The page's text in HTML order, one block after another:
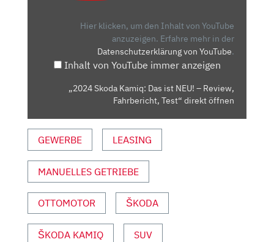
REVIEW,
FAHRBERICHT,
YOUTUBE
ANZEIGEN
Hier klicken, um den Inhalt von YouTube
anzuzeigen. Erfahre mehr in der
Datenschutzerklärung von YouTube.
Inhalt von YouTube immer anzeigen
„2024 Skoda Kamiq: Das ist NEU! – Review,
Fahrbericht, Test“ direkt öffnen
GEWERBE LEASING
MANUELLES GETRIEBE
OTTOMOTOR ŠKODA
ŠKODA KAMIQ SUV